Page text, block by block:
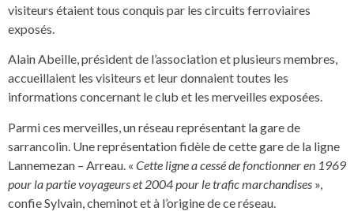
visiteurs étaient tous conquis par les circuits ferroviaires
exposés.
Alain Abeille, président de l’association et plusieurs membres,
accueillaient les visiteurs et leur donnaient toutes les
informations concernant le club et les merveilles exposées.
Parmi ces merveilles, un réseau représentant la gare de
sarrancolin. Une représentation fidèle de cette gare de la ligne
Lannemezan – Arreau. « Cette ligne a cessé de fonctionner en 1969
pour la partie voyageurs et 2004 pour le trafic marchandises »,
confie Sylvain, cheminot et à l’origine de ce réseau.